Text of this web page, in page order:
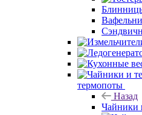
термопоты
Назад
Чайники